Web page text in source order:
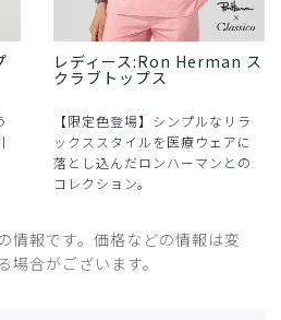
レディース:Ron Herman ス
クラブトップス
【限定色登場】シンプルなリラ
ックススタイルを医療ウェアに
落とし込んだロンハーマンとの
コレクション。
情報です。価格などの情報は変
場合がございます。